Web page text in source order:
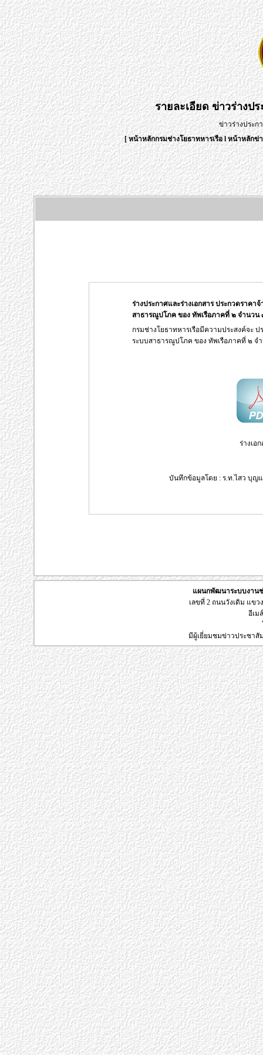
รายละเอียดข่าวร่างป
ข่าวร่างประก
[หน้าหลักกรมช่างโยธาทหารเรือlหน้าหลักข่
ร่างประกาศและร่างเอกสาร ประกวดราค
สาธารณูปโภค ของ ทัพเรือภาคที่ ๒ จำนวน
กรมช่างโยธาทหารเรือมีความประสงค์จะ
ระบบสาธารณูปโภค ของ ทัพเรือภาคที่ ๒ จ
ร่างเอ
บันทึกข้อมูลโดย : ร.ท.ไสว บุญแ
แผนกพัฒนาระบบงานช่
เลขที่ 2 ถนนวังเดิม แขว
อีเม
มีผู้เยี่ยมชมข่าวประชา